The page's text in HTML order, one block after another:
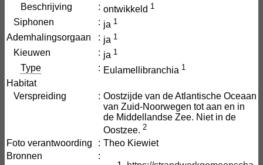
Beschrijving : ontwikkeld 1
Siphonen : ja 1
Ademhalingsorgaan : ja 1
Kieuwen : ja 1
Type : Eulamellibranchia 1
Habitat
Verspreiding
: Oostzijde van de Atlantische Oceaan
van Zuid-Noorwegen tot aan en in
de Middellandse Zee. Niet in de
Oostzee. 2
Foto verantwoording : Theo Kiewiet
Bronnen
: